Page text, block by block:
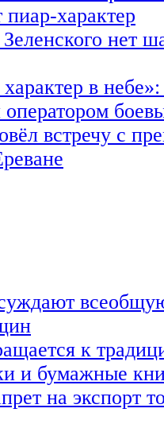
характер
нет
в
оператором
встречу с
к
и бумажные
на экспорт